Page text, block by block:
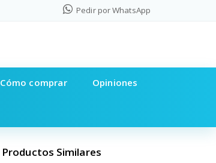
Pedir por WhatsApp
Cómo comprar Opiniones
Productos Similares